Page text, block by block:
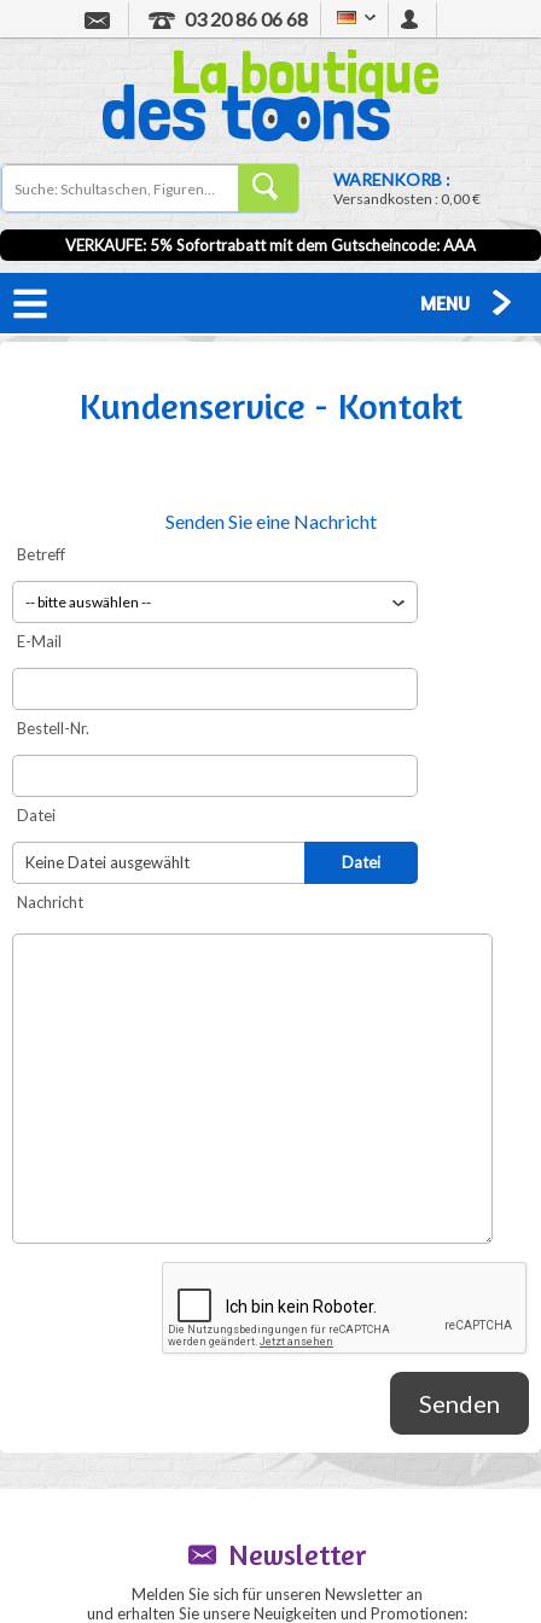
03 20 86 06 68
WARENKORB :
Versandkosten :0,00 €
VERKAUFE: 5% Sofortrabatt mit dem Gutscheincode:AAA
MENU
Kundenservice - Kontakt
Senden Sie eine Nachricht
Betreff
-- bitte auswählen --
E-Mail
Bestell-Nr.
Datei
Keine Datei ausgewählt Datei
Nachricht
Senden
Newsletter
Melden Sie sich für unseren Newsletter an
und erhalten Sie unsere Neuigkeiten und Promotionen: